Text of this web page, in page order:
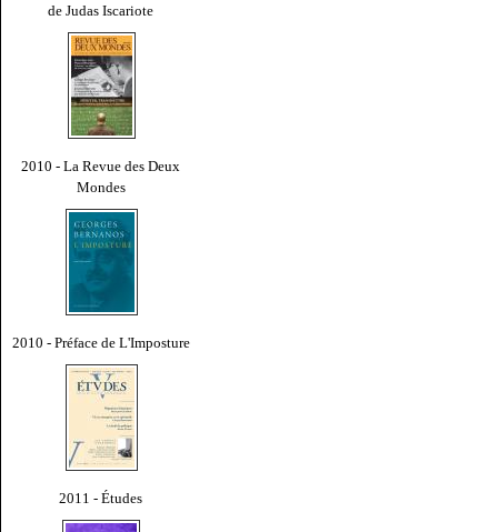
de Judas Iscariote
2010 - La Revue des Deux
Mondes
2010 - Préface de L'Imposture
2011 - Études